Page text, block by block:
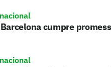
cumpre